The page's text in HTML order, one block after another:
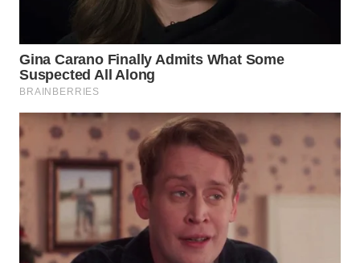
WN
TAPANULI
UTARA
WN
SAMOSIR
WN
PADANG
LAWAS